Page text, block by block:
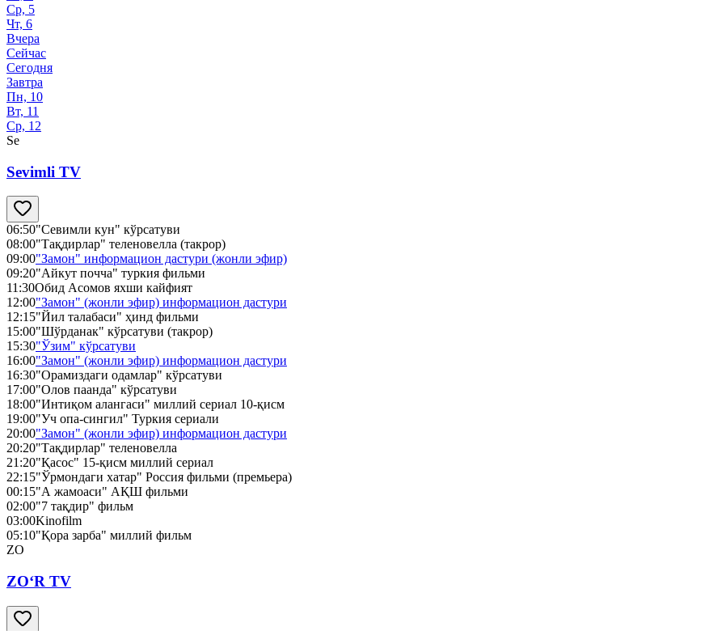
Ср, 5
Чт, 6
Вчера
Сейчас
Сегодня
Завтра
Пн, 10
Вт, 11
Ср, 12
Se
Sevimli TV
06:50"Севимли кун" кўрсатуви
08:00"Тақдирлар" теленовелла (такрор)
09:00"Замон" информацион дастури (жонли эфир)
09:20"Айкут почча" туркия фильми
11:30Обид Асомов яхши кайфият
12:00"Замон" (жонли эфир) информацион дастури
12:15"Йил талабаси" ҳинд фильми
15:00"Шўрданак" кўрсатуви (такрор)
15:30"Ўзим" кўрсатуви
16:00"Замон" (жонли эфир) информацион дастури
16:30"Орамиздаги одамлар" кўрсатуви
17:00"Олов паанда" кўрсатуви
18:00"Интиқом алангаси" миллий сериал 10-қисм
19:00"Уч опа-сингил" Туркия сериали
20:00"Замон" (жонли эфир) информацион дастури
20:20"Тақдирлар" теленовелла
21:20"Қасос" 15-қисм миллий сериал
22:15"Ўрмондаги хатар" Россия фильми (премьера)
00:15"А жамоаси" АҚШ фильми
02:00"7 тақдир" фильм
03:00Kinofilm
05:10"Қора зарба" миллий фильм
ZO
ZO‘R TV